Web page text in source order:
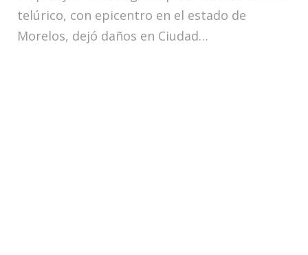
telúrico, con epicentro en el estado de
Morelos, dejó daños en Ciudad…